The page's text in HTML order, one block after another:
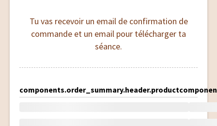
Tu vas recevoir un email de confirmation de
commande et un email pour télécharger ta
séance.
components.order_summary.header.product